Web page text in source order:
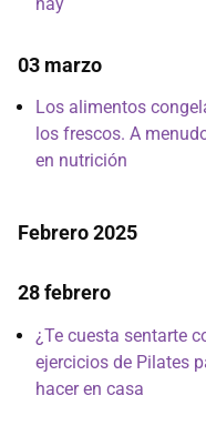
03 marzo
Los alimentos
los frescos. A
en nutrición
Febrero 2025
28 febrero
¿Te cuesta sentarte
ejercicios de Pilates
hacer en casa